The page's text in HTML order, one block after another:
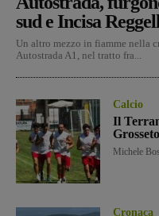
sud e Incisa
Un altro mezzo in fiamme nella
Autostrada A1, nel tratto fra...
Calcio
Il
Michele
Cronaca